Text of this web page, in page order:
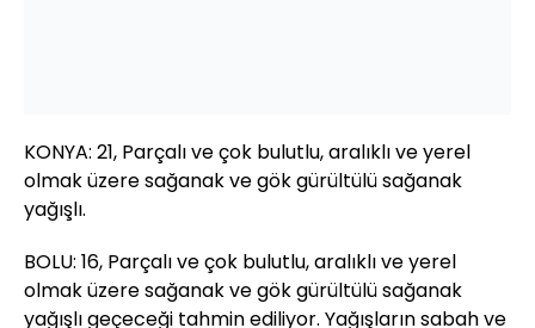
KONYA: 21, Parçalı ve çok bulutlu, aralıklı ve yerel
olmak üzere sağanak ve gök gürültülü sağanak
yağışlı.
BOLU: 16, Parçalı ve çok bulutlu, aralıklı ve yerel
olmak üzere sağanak ve gök gürültülü sağanak
yağışlı geçeceği tahmin ediliyor. Yağışların sabah ve